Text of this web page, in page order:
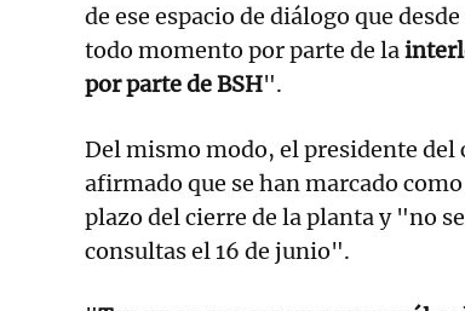
de ese espacio de diálogo que
todo momento por parte de la
por parte de BSH".
Del mismo modo, el presidente del
afirmado que se han marcado
plazo del cierre de la planta y "no
consultas el 16 de junio".